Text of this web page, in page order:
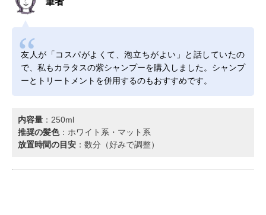
友人が「コスパがよくて、泡立ちがよい」と話していたの
で、私もカラタスの紫シャンプーを購入しました。シャンプ
ーとトリートメントを併用するのもおすすめです。
内容量 ：250ml
推奨の髪色：ホワイト系・マット系
放置時間の目安 ：数分（好みで調整）